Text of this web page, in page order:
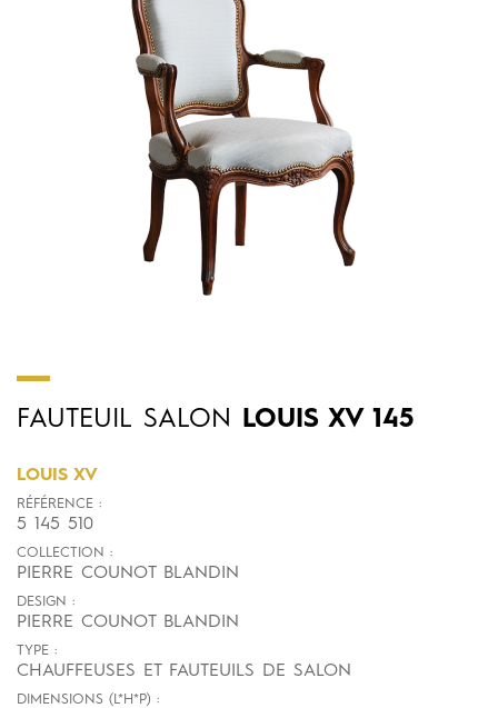
FAUTEUIL SALON LOUIS XV 145
LOUIS XV
RÉFÉRENCE :
5 145 510
COLLECTION :
PIERRE COUNOT BLANDIN
DESIGN :
PIERRE COUNOT BLANDIN
TYPE :
CHAUFFEUSES ET FAUTEUILS DE SALON
DIMENSIONS (L*H*P) :